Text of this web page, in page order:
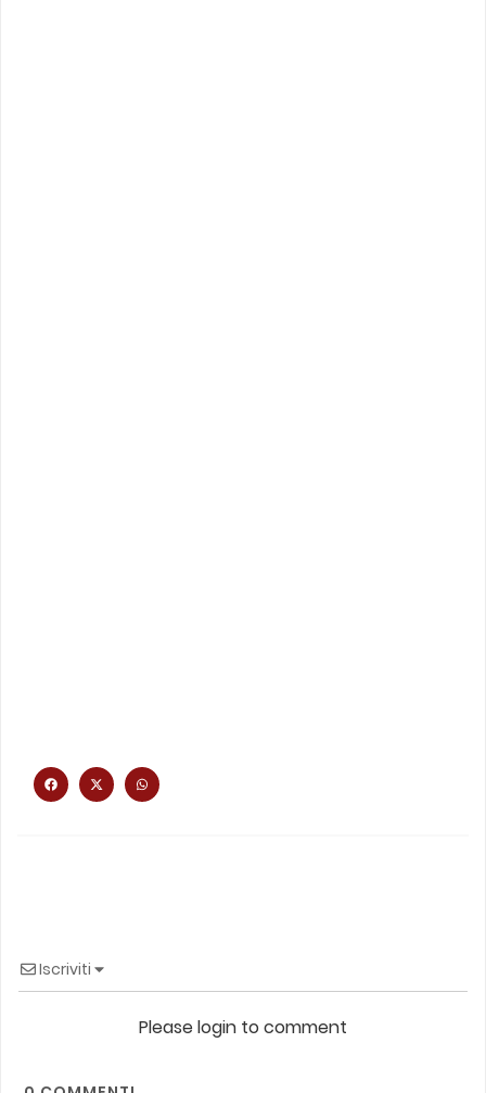
Iscriviti
Please login to comment